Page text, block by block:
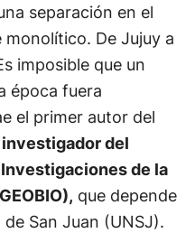
separación en el
De Jujuy a
imposible que un
época fuera
el primer autor del
del
de la
que depende
San Juan (UNSJ).